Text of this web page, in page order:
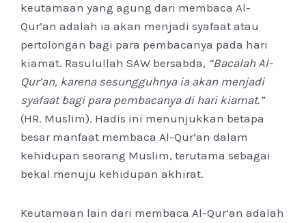
keutamaan yang agung dari membaca Al-
Qur’an adalah ia akan menjadi syafaat atau
pertolongan bagi para pembacanya pada hari
kiamat. Rasulullah SAW bersabda, “Bacalah Al-
Qur’an, karena sesungguhnya ia akan menjadi
syafaat bagi para pembacanya di hari kiamat.”
(HR. Muslim). Hadis ini menunjukkan betapa
besar manfaat membaca Al-Qur’an dalam
kehidupan seorang Muslim, terutama sebagai
bekal menuju kehidupan akhirat.
Keutamaan lain dari membaca Al-Qur’an adalah